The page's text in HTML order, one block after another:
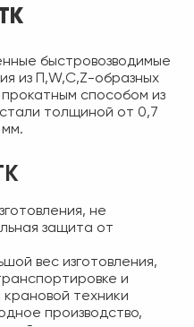
быстровозводимые
из П,W,С,Z-образных
способом из
толщиной от 0,7
не
защита от
вес изготовления,
и
техники
производство,